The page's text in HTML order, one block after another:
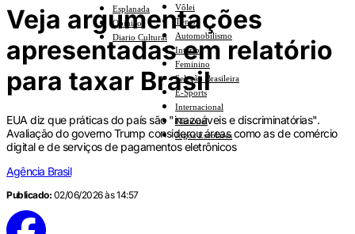
Vôlei
Tênis
Automobilismo
Interior
Feminino
Seleção Brasileira
E-Sports
Internacional
Nacional
Jogos Escolares
Esplanada
Opinião
Diario Cultural
Veja argumentações
apresentadas em relatório
para taxar Brasil
EUA diz que práticas do país são "irrazoáveis e discriminatórias".
Avaliação do governo Trump considerou áreas como as de comércio
digital e de serviços de pagamentos eletrônicos
Agência Brasil
Publicado: 02/06/2026 às 14:57